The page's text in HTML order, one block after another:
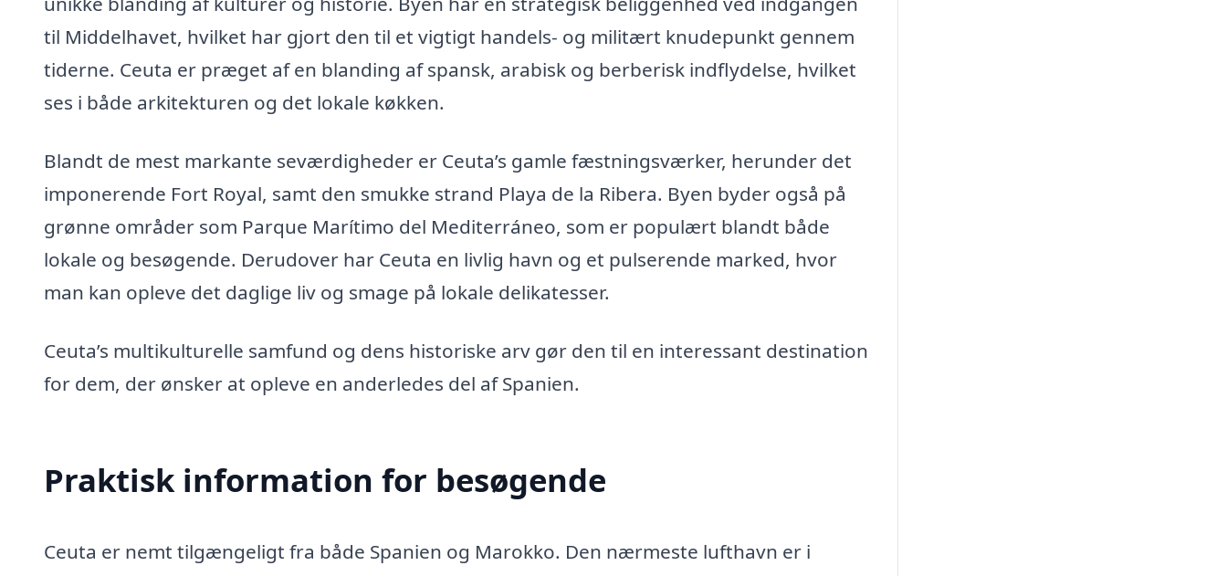
til Middelhavet, hvilket har gjort den til et vigtigt handels- og militært knudepunkt gennem
tiderne. Ceuta er præget af en blanding af spansk, arabisk og berberisk indflydelse, hvilket
ses i både arkitekturen og det lokale køkken.
Blandt de mest markante seværdigheder er Ceuta’s gamle fæstningsværker, herunder det
imponerende Fort Royal, samt den smukke strand Playa de la Ribera. Byen byder også på
grønne områder som Parque Marítimo del Mediterráneo, som er populært blandt både
lokale og besøgende. Derudover har Ceuta en livlig havn og et pulserende marked, hvor
man kan opleve det daglige liv og smage på lokale delikatesser.
Ceuta’s multikulturelle samfund og dens historiske arv gør den til en interessant destination
for dem, der ønsker at opleve en anderledes del af Spanien.
Praktisk information for besøgende
Ceuta er nemt tilgængeligt fra både Spanien og Marokko. Den nærmeste lufthavn er i